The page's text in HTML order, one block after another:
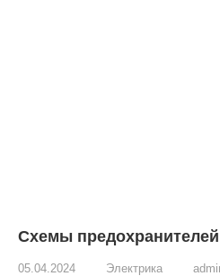
Схемы
05.04.2024 Электрика